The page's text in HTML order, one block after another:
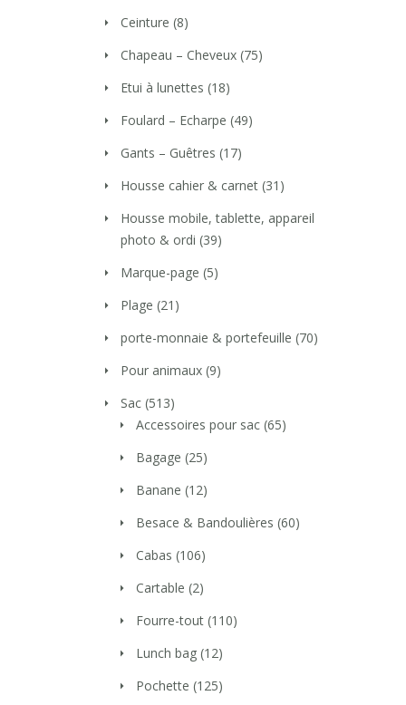
Ceinture (8)
Chapeau – Cheveux (75)
Etui à lunettes (18)
Foulard – Echarpe (49)
Gants – Guêtres (17)
Housse cahier & carnet (31)
Housse mobile, tablette, appareil
photo & ordi (39)
Marque-page (5)
Plage (21)
porte-monnaie & portefeuille (70)
Pour animaux (9)
Sac (513)
Accessoires pour sac (65)
Bagage (25)
Banane (12)
Besace & Bandoulières (60)
Cabas (106)
Cartable (2)
Fourre-tout (110)
Lunch bag (12)
Pochette (125)